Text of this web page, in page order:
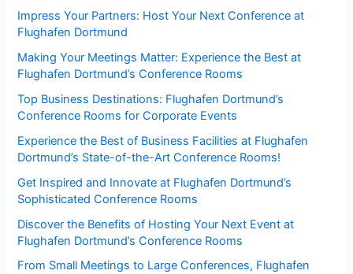
Impress Your Partners: Host Your Next Conference at
Flughafen Dortmund
Making Your Meetings Matter: Experience the Best at
Flughafen Dortmund’s Conference Rooms
Top Business Destinations: Flughafen Dortmund’s
Conference Rooms for Corporate Events
Experience the Best of Business Facilities at Flughafen
Dortmund’s State-of-the-Art Conference Rooms!
Get Inspired and Innovate at Flughafen Dortmund’s
Sophisticated Conference Rooms
Discover the Benefits of Hosting Your Next Event at
Flughafen Dortmund’s Conference Rooms
From Small Meetings to Large Conferences, Flughafen